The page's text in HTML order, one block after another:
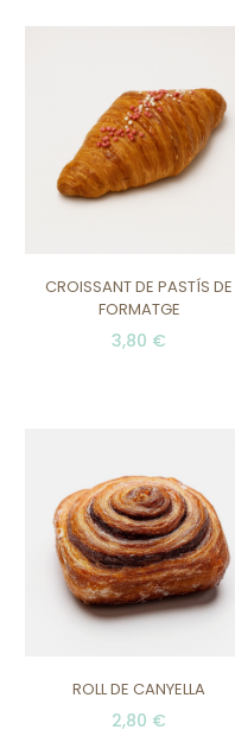
CROISSANT DE PASTÍS DE
FORMATGE
3,80 €
ROLL DE CANYELLA
2,80 €